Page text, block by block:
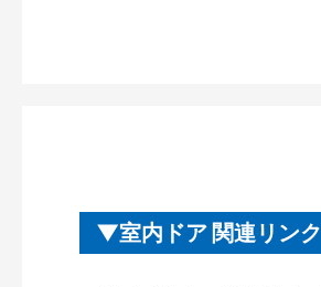
室内ドア 関連リンク